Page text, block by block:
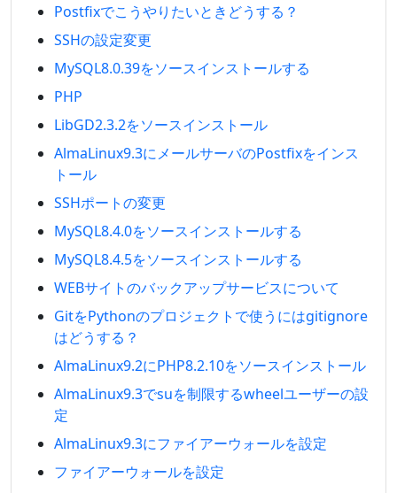
Postfixでこうやりたいときどうする？
SSHの設定変更
MySQL8.0.39をソースインストールする
PHP
LibGD2.3.2をソースインストール
AlmaLinux9.3にメールサーバのPostfixをインス
トール
SSHポートの変更
MySQL8.4.0をソースインストールする
MySQL8.4.5をソースインストールする
WEBサイトのバックアップサービスについて
GitをPythonのプロジェクトで使うにはgitignore
はどうする？
AlmaLinux9.2にPHP8.2.10をソースインストール
AlmaLinux9.3でsuを制限するwheelユーザーの設
定
AlmaLinux9.3にファイアーウォールを設定
ファイアーウォールを設定